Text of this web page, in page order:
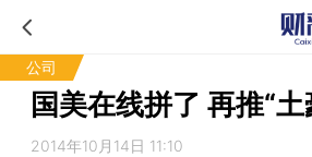
公司
国美在线拼了 再推“
2014年10月14日 11:10